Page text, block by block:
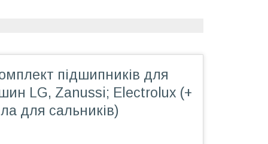
підшипників для
LG, Zanussi; Electrolux (+
для сальників)